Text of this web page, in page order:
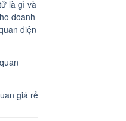
là gì và
doanh
điện
giá rẻ